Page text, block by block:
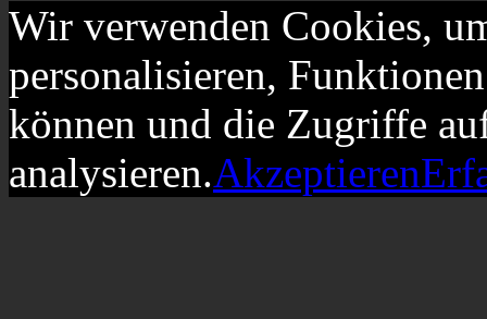
Wir verwenden Cookies,
personalisieren,
können und die Zugriffe
analysieren.Akzeptieren